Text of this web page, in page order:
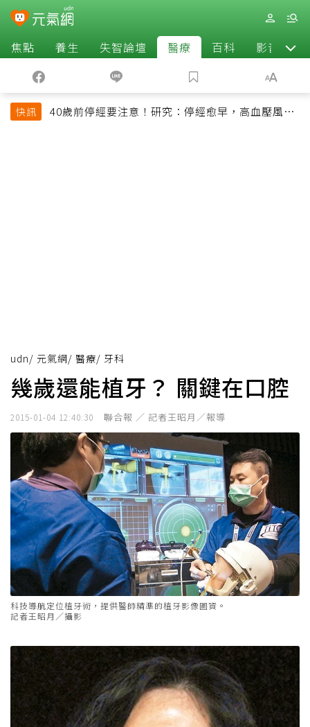
焦點 養生 失智論壇 醫療 百科 影音
快訊
40歲前停經要注意！研究：停經愈早，高血壓風險
udn/ 元氣網/ 醫療/ 牙科
幾歲還能植牙？ 關鍵在口腔
2015-01-04 12:40:30 聯合報 ／ 記者王昭月／報導
科技導航定位植牙術，提供醫師精準的植牙影像圖資。
記者王昭月／攝影